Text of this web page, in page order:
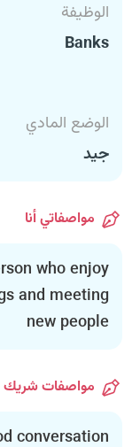
الوظيفة
Banks
الوضع المادي
جيد
مواصفاتي أنا
who enjoy
and meeting
new people
مواصفات شريك
conversation